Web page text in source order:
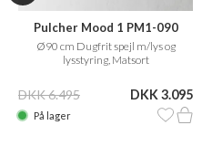
Pulcher Mood 1 PM1-090
Ø90 cm Dugfrit spejl m/lys og
lysstyring, Matsort
DKK 6.495 DKK 3.095
På lager